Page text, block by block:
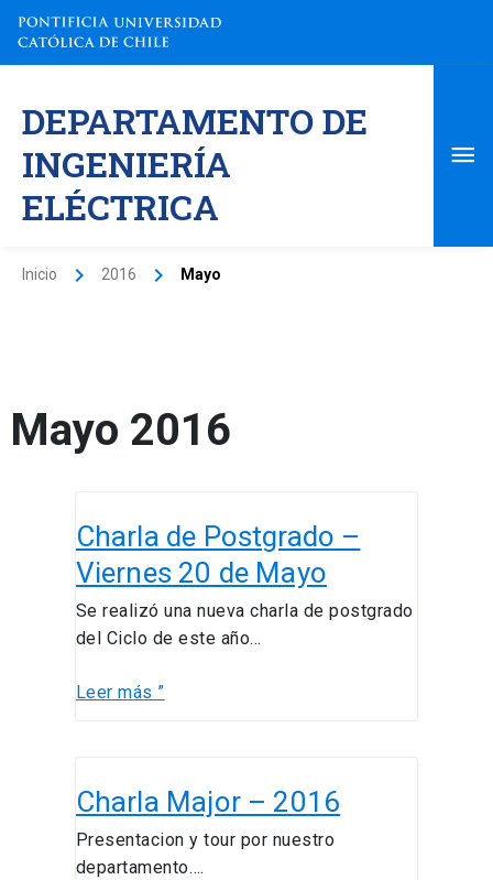
contenido
DEPARTAMENTO DE
INGENIERÍA
ELÉCTRICA
Inicio 2016 Mayo
Mayo 2016
Charla de Postgrado –
Viernes 20 de Mayo
Se realizó una nueva charla de postgrado
del Ciclo de este año…
de
Postgrado
–
Viernes
20
Mayo
Leer más ”
Charla Major – 2016
Presentacion y tour por nuestro
departamento….
Major
2016